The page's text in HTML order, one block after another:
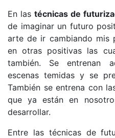
En las técnicas de
de imaginar un futuro
arte de ir cambiando mis
en otras positivas las
también. Se entrenan
escenas temidas y se
También se entrena con
que ya están en
desarrollar.
Entre las técnicas de